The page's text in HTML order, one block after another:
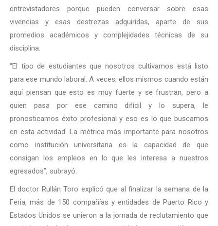
entrevistadores porque pueden conversar sobre esas
vivencias y esas destrezas adquiridas, aparte de sus
promedios académicos y complejidades técnicas de su
disciplina.
“El tipo de estudiantes que nosotros cultivamos está listo
para ese mundo laboral. A veces, ellos mismos cuando están
aquí piensan que esto es muy fuerte y se frustran, pero a
quien pasa por ese camino difícil y lo supera, le
pronosticamos éxito profesional y eso es lo que buscamos
en esta actividad. La métrica más importante para nosotros
como institución universitaria es la capacidad de que
consigan los empleos en lo que les interesa a nuestros
egresados”, subrayó.
El doctor Rullán Toro explicó que al finalizar la semana de la
Feria, más de 150 compañías y entidades de Puerto Rico y
Estados Unidos se unieron a la jornada de reclutamiento que